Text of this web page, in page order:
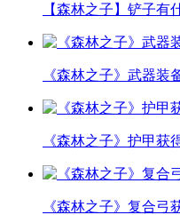
【森林之子】铲子有
《森林之子》武器装
《森林之子》护甲获
《森林之子》复合